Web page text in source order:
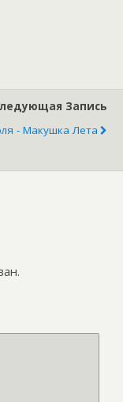
Запись
- Макушка Лета